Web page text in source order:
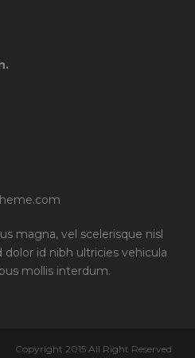
magna, vel scelerisque nisl
id nibh ultricies vehicula
mollis interdum.
Copyright 2015 All Right Reserved